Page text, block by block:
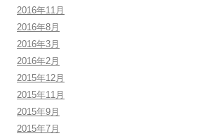
2016年11月
2016年8月
2016年3月
2016年2月
2015年12月
2015年11月
2015年9月
2015年7月